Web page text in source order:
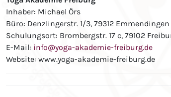
Inhaber: Michael Örs
Büro: Denzlingerstr. 1/3, 79312 Emmendingen
Schulungsort: Brombergstr. 17 c, 79102
E-Mail: info@yoga-akademie-freiburg.de
Website: www.yoga-akademie-freiburg.de